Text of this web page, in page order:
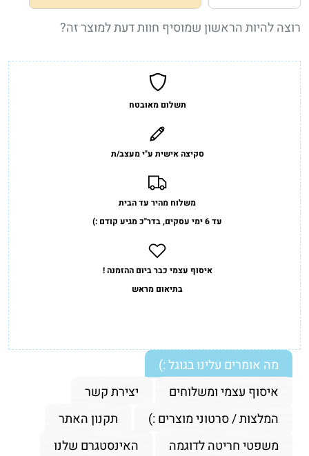
רוצה להיות הראשון שמוסיף חוות דעת למוצר זה?
תשלום מאובטח
סקיצה אישית ע"י מעצב/ת
משלוח מהיר עד הבית
עד 6 ימי עסקים, בדר"כ מגיע קודם :)
איסוף עצמי כבר ביום ההזמנה !
בתיאום מראש
מה אומרים עלינו בגוגל :)
איסוף עצמי ומשלוחים
יצירת קשר
המלצות / סרטוני מוצרים :)
תקנון האתר
משפטי חריטה לדוגמה
האינסטגרם שלנו